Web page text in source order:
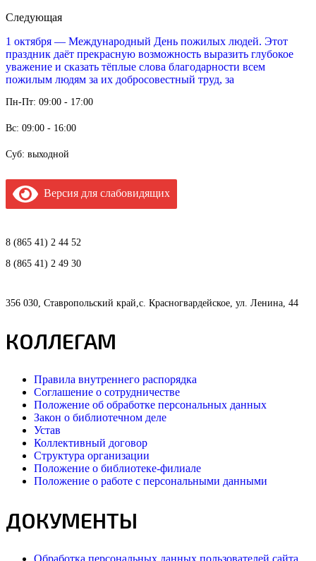
Следующая
1 октября — Международный День пожилых людей. Этот
праздник даёт прекрасную возможность выразить глубокое
уважение и сказать тёплые слова благодарности всем
пожилым людям за их добросовестный труд, за
Пн-Пт: 09:00 - 17:00
Вс: 09:00 - 16:00
Суб: выходной
Версия для слабовидящих
8 (865 41) 2 44 52
8 (865 41) 2 49 30
356 030, Ставропольский край,с. Красногвардейское, ул. Ленина, 44
КОЛЛЕГАМ
Правила внутреннего распорядка
Соглашение о сотрудничестве
Положение об обработке персональных данных
Закон о библиотечном деле
Устав
Коллективный договор
Структура организации
Положение о библиотеке-филиале
Положение о работе с персональными данными
ДОКУМЕНТЫ
Обработка персональных данных пользователей сайта